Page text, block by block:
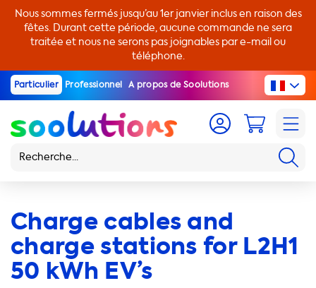
Nous sommes fermés jusqu’au 1er janvier inclus en raison des
fêtes. Durant cette période, aucune commande ne sera
traitée et nous ne serons pas joignables par e-mail ou
téléphone.
Particulier Professionnel A propos de Soolutions
Charge cables and
charge stations for L2H1
50 kWh EV’s